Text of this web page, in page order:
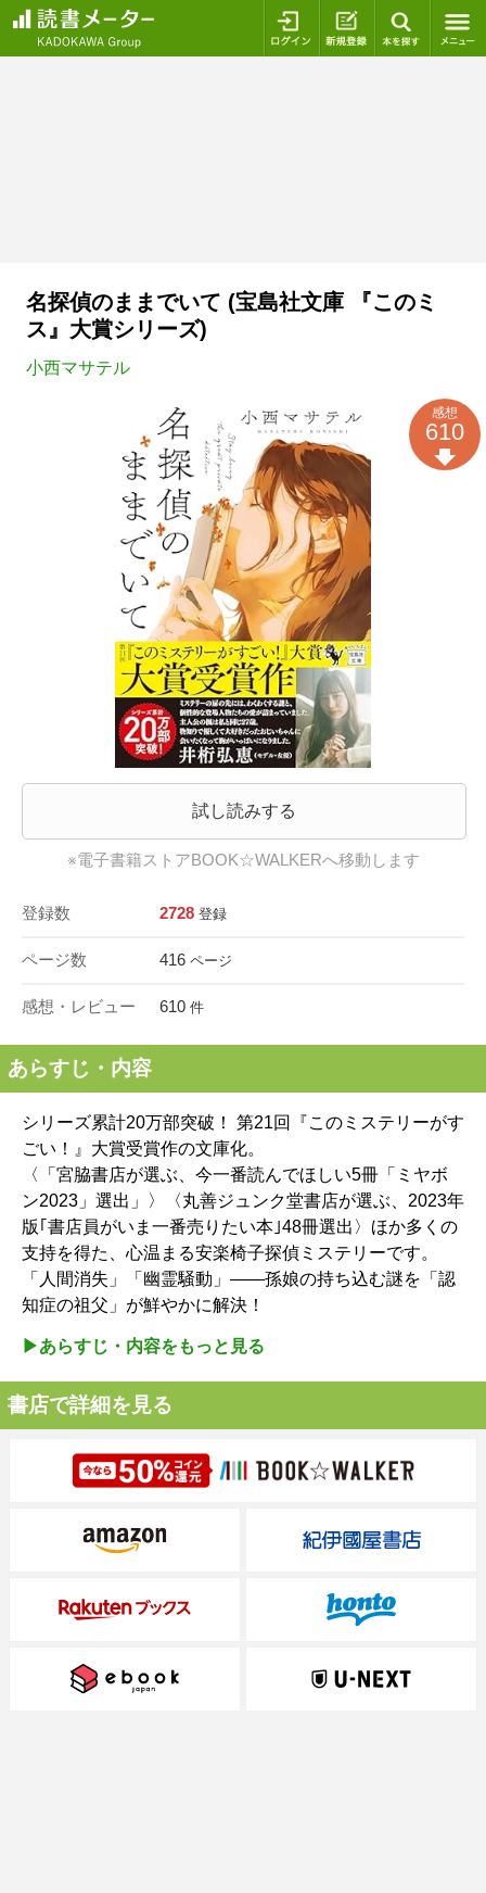
ログイン 新規登録
名探偵のままでいて (宝島社文庫 『このミ
ス』大賞シリーズ)
小西マサテル
試し読みする
※電子書籍ストアBOOK☆WALKERへ移動します
登録数 2728 登録
ページ数 416 ページ
感想・レビュー 610 件
感想
610
あらすじ・内容
シリーズ累計20万部突破！ 第21回『このミステリーがす
ごい！』大賞受賞作の文庫化。
〈「宮脇書店が選ぶ、今一番読んでほしい5冊「ミヤボ
ン2023」選出」〉〈丸善ジュンク堂書店が選ぶ、2023年
版｢書店員がいま一番売りたい本｣48冊選出〉ほか多くの
支持を得た、心温まる安楽椅子探偵ミステリーです。
「人間消失」「幽霊騒動」――孫娘の持ち込む謎を「認
知症の祖父」が鮮やかに解決！
▶︎あらすじ・内容をもっと見る
書店で詳細を見る